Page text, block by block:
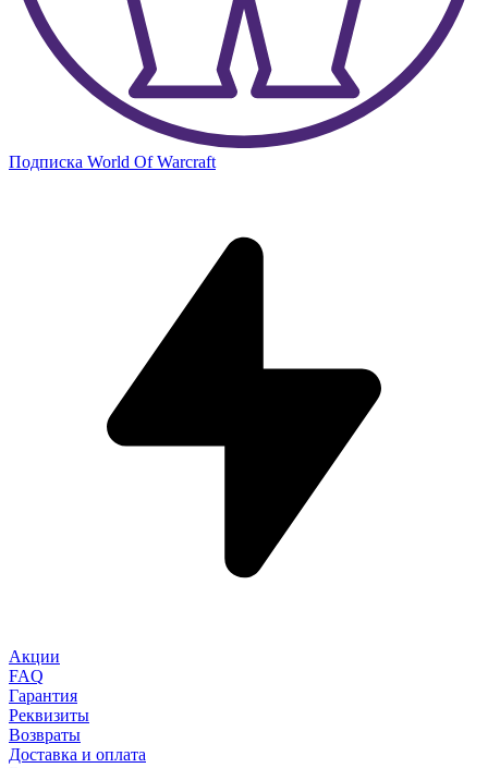
Подписка World Of Warcraft
Акции
FAQ
Гарантия
Реквизиты
Возвраты
Доставка и оплата